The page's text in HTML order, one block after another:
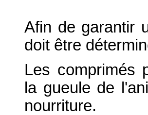
Afin de garantir
doit être
Les comprimés
la gueule de
nourriture.